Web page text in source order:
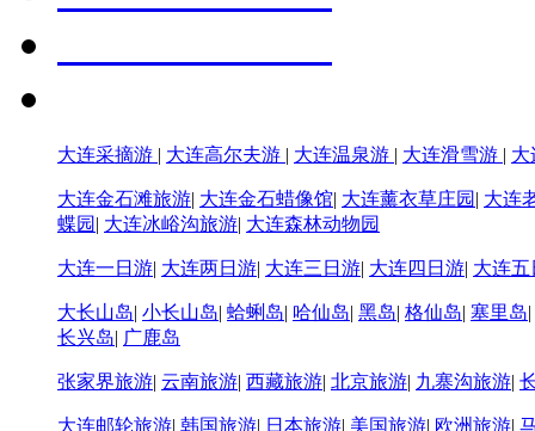
大连采摘游 | 大连高尔夫游 | 大连温泉游 | 大连滑雪游 |
大连金石滩旅游| 大连金石蜡像馆| 大连薰衣草庄园 | 大连
蝶园 | 大连冰峪沟旅游| 大连森林动物园
大连一日游| 大连两日游| 大连三日游| 大连四日游| 大连五
大长山岛| 小长山岛| 蛤蜊岛| 哈仙岛| 黑岛| 格仙岛| 塞里岛|
长兴岛| 广鹿岛
张家界旅游| 云南旅游| 西藏旅游| 北京旅游| 九寨沟旅游|
大连邮轮旅游| 韩国旅游| 日本旅游| 美国旅游| 欧洲旅游|